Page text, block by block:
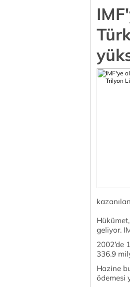
geliyor.
2002’de
336.9
Hazine
ödemesi